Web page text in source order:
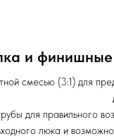
и
смесью (3:1) для
для правильного
люка и